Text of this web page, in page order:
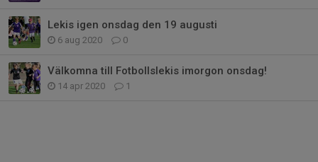
Lekis igen onsdag den 19 augusti
6 aug 2020 0
Välkomna till Fotbollslekis imorgon onsdag!
14 apr 2020 1